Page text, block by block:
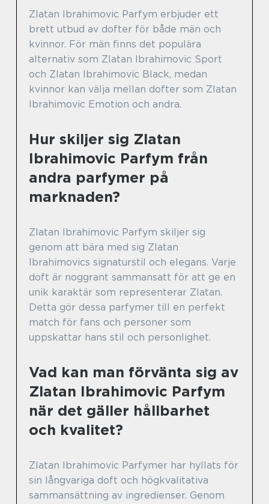
Zlatan Ibrahimovic Parfym erbjuder ett
brett utbud av dofter för både män och
kvinnor. För män finns det populära
alternativ som Zlatan Ibrahimovic Sport
och Zlatan Ibrahimovic Black, medan
kvinnor kan välja mellan dofter som Zlatan
Ibrahimovic Emotion och andra.
Hur skiljer sig Zlatan
Ibrahimovic Parfym från
andra parfymer på
marknaden?
Zlatan Ibrahimovic Parfym skiljer sig
genom att bära med sig Zlatan
Ibrahimovics signaturstil och elegans. Varje
doft är noggrant sammansatt för att ge en
unik karaktär som representerar Zlatan.
Detta gör dessa parfymer till en perfekt
match för fans och personer som
uppskattar hans stil och personlighet.
Vad kan man förvänta sig av
Zlatan Ibrahimovic Parfym
när det gäller hållbarhet
och kvalitet?
Zlatan Ibrahimovic Parfymer har hyllats för
sin långvariga doft och högkvalitativa
sammansättning av ingredienser. Genom